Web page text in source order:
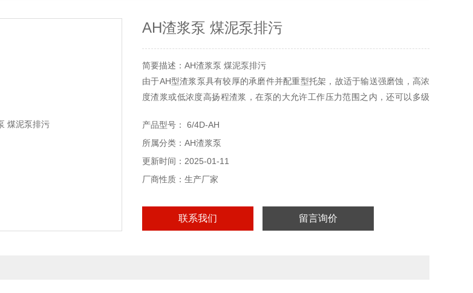
AH渣浆泵 煤泥泵排污
简要描述：AH渣浆泵 煤泥泵排污
由于AH型渣浆泵具有较厚的承磨件并配重型托架，故适于输送强磨蚀，高浓
度渣浆或低浓度高扬程渣浆，在泵的大允许工作压力范围之内，还可以多级
产品型号： 6/4D-AH
所属分类：AH渣浆泵
更新时间：2025-01-11
厂商性质：生产厂家
联系我们 留言询价